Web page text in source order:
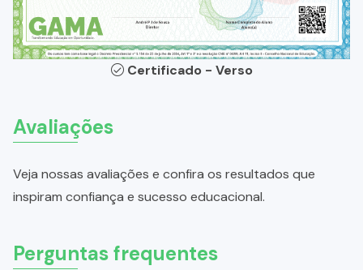
Certificado - Verso
Avaliações
Veja nossas avaliações e confira os resultados que
inspiram confiança e sucesso educacional.
Perguntas frequentes